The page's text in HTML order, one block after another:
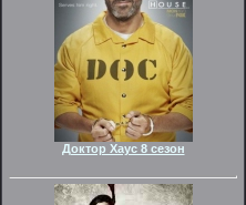
Доктор Хаус 8 сезон